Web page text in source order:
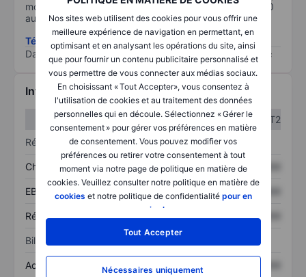
Nos sites web utilisent des cookies pour vous offrir une
meilleure expérience de navigation en permettant, en
optimisant et en analysant les opérations du site, ainsi
que pour fournir un contenu publicitaire personnalisé et
vous permettre de vous connecter aux médias sociaux.
En choisissant « Tout Accepter», vous consentez à
l'utilisation de cookies et au traitement des données
personnelles qui en découle. Sélectionnez « Gérer le
consentement » pour gérer vos préférences en matière
de consentement. Vous pouvez modifier vos
préférences ou retirer votre consentement à tout
moment via notre page de politique en matière de
cookies. Veuillez consulter notre politique en matière de
cookies et notre politique de confidentialité pour en
savoir plus
Tout Accepter
Nécessaires uniquement
moins il est important (0 équivaut à aucun risque et 100
au risque le plus élevé).
Télécharger la méthodologie ESG (en anglais)
Data provided by
/
Informations financières
T1
T2
Résultats
Chiffre d’affaires XXXXXXX XXXXXXX
EBITDA XXXXXXX
Résultat net XXXXXXX XXXXXXX
Bilan
Actif total XXXXXXX